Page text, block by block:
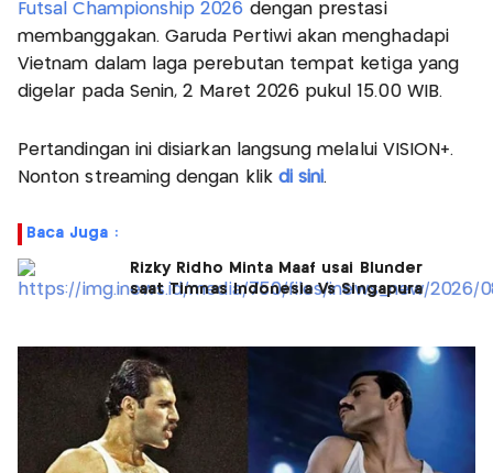
Futsal Championship 2026 dengan prestasi
membanggakan. Garuda Pertiwi akan menghadapi
Vietnam dalam laga perebutan tempat ketiga yang
digelar pada Senin, 2 Maret 2026 pukul 15.00 WIB.
Pertandingan ini disiarkan langsung melalui VISION+.
Nonton streaming dengan klikdi sini.
Baca Juga :
Rizky Ridho Minta Maaf usai Blunder
saat Timnas Indonesia Vs Singapura